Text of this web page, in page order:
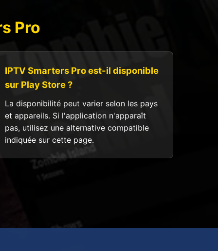
Pro
IPTV Smarters Pro est-il disponible
sur Play Store ?
La disponibilité peut varier selon les pays
et appareils. Si l'application n'apparaît
pas, utilisez une alternative compatible
indiquée sur cette page.